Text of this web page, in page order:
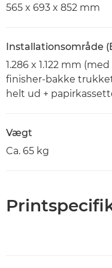
565 x 693 x 852 mm
Installationsområde
1.286 x 1.122 mm
finisher-bakke
helt ud +
Vægt
Ca. 65 kg